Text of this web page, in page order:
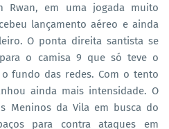
Rwan, em uma jogada muito
lançamento aéreo e ainda
O ponta direita santista se
o camisa 9 que só teve o
fundo das redes. Com o tento
ainda mais intensidade. O
Meninos da Vila em busca do
para contra ataques em